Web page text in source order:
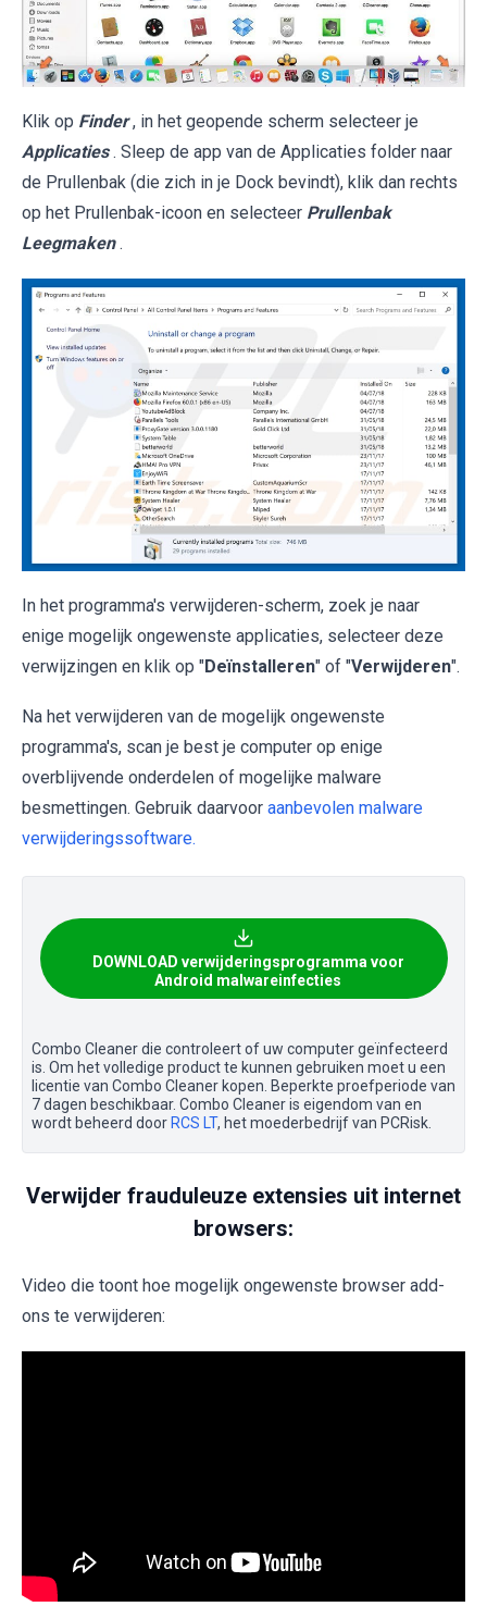
Klik op Finder , in het geopende scherm selecteer je
Applicaties . Sleep de app van de Applicaties folder naar
de Prullenbak (die zich in je Dock bevindt), klik dan rechts
op het Prullenbak-icoon en selecteer Prullenbak
Leegmaken .
In het programma's verwijderen-scherm, zoek je naar
enige mogelijk ongewenste applicaties, selecteer deze
verwijzingen en klik op "Deïnstalleren" of "Verwijderen".
Na het verwijderen van de mogelijk ongewenste
programma's, scan je best je computer op enige
overblijvende onderdelen of mogelijke malware
besmettingen. Gebruik daarvoor aanbevolen malware
verwijderingssoftware.
DOWNLOAD verwijderingsprogramma voor
Android malwareinfecties
Combo Cleaner die controleert of uw computer geïnfecteerd
is. Om het volledige product te kunnen gebruiken moet u een
licentie van Combo Cleaner kopen. Beperkte proefperiode van
7 dagen beschikbaar. Combo Cleaner is eigendom van en
wordt beheerd door RCS LT, het moederbedrijf van PCRisk.
Verwijder frauduleuze extensies uit internet
browsers:
Video die toont hoe mogelijk ongewenste browser add-
ons te verwijderen: